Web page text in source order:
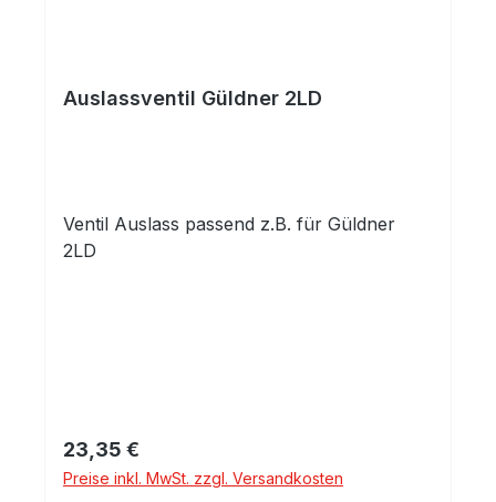
Auslassventil Güldner 2LD
Ventil Auslass passend z.B. für Güldner
2LD
Regulärer Preis:
23,35 €
Preise inkl. MwSt. zzgl. Versandkosten